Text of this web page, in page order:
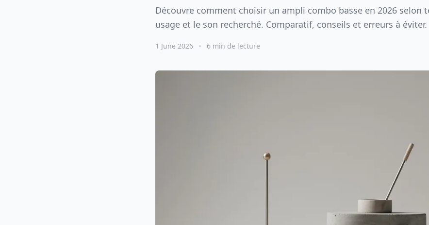
Découvre comment choisir un ampli combo basse en 2026 selon
usage et le son recherché. Comparatif, conseils et erreurs à éviter.
1 June 2026 6 min de lecture